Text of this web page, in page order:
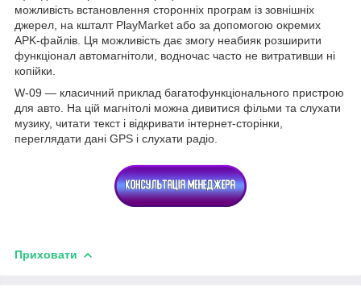
можливість встановлення сторонніх програм із зовнішніх
джерел, на кшталт PlayMarket або за допомогою окремих
APK-файлів. Ця можливість дає змогу неабияк розширити
функціонал автомагнітоли, водночас часто не витративши ні
копійки.
W-09 — класичний приклад багатофункціонального пристрою
для авто. На цій магнітолі можна дивитися фільми та слухати
музику, читати текст і відкривати інтернет-сторінки,
переглядати дані GPS і слухати радіо.
Приховати